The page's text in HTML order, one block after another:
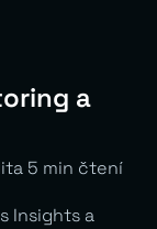
a
5 min čtení
Insights a